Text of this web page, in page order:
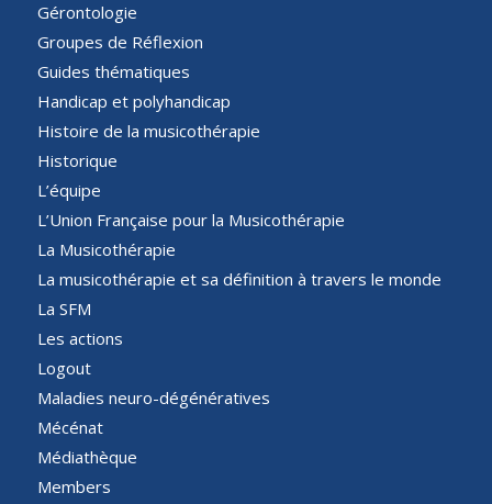
Gérontologie
Groupes de Réflexion
Guides thématiques
Handicap et polyhandicap
Histoire de la musicothérapie
Historique
L’équipe
L’Union Française pour la Musicothérapie
La Musicothérapie
La musicothérapie et sa définition à travers le monde
La SFM
Les actions
Logout
Maladies neuro-dégénératives
Mécénat
Médiathèque
Members